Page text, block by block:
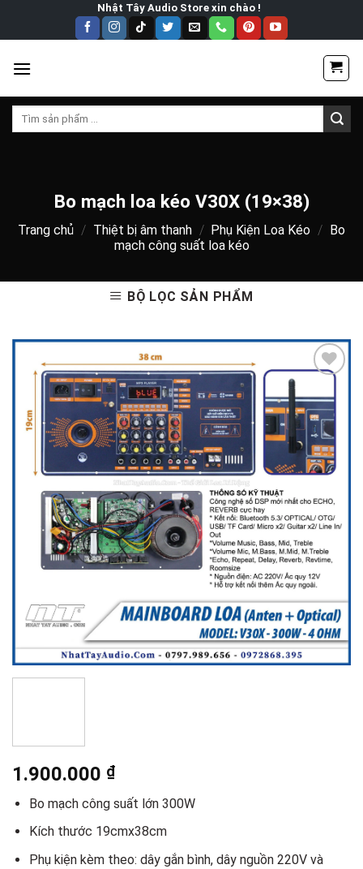
Nhật Tây Audio Store xin chào !
Tìm
Bo mạch loa kéo V30X (19×38)
Trang chủ / Thiệt bị âm thanh / Phụ Kiện Loa Kéo /
Bo
mạch công suất loa kéo
BỘ LỌC SẢN PHẨM
Add to
wishlist
1.900.000 ₫
Bo mạch công suất lớn 300W
Kích thước 19cmx38cm
Phụ kiện kèm theo: dây gắn bình, dây nguồn 220V và